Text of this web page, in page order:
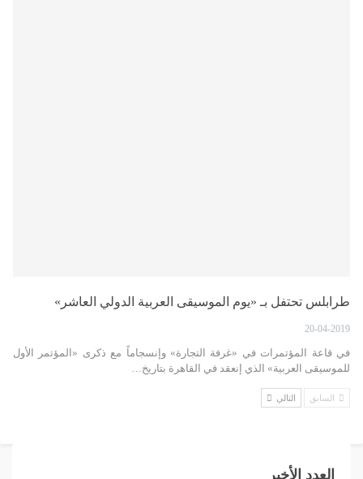
طرابلس تحتفل بـ «يوم الموسيقى العربية الدولي العاشر»
20-04-2019
في قاعة المؤتمرات في «غرفة التجارة» وإنسجاماً مع ذكرى «المؤتمر الأول
للموسيقى العربية» الذي إنعقد في القاهرة بتاريخ…
السابق التالي
العدد الأخير